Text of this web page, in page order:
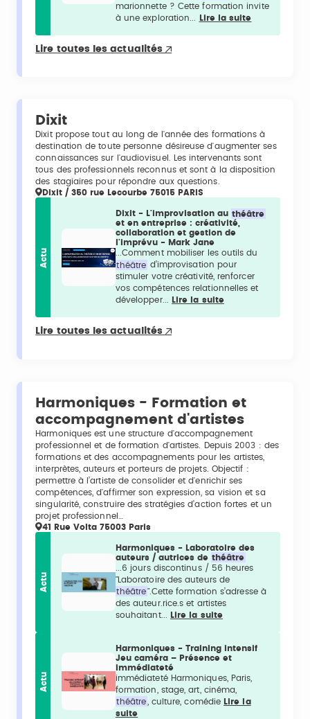
marionnette ? Cette formation invite
à une exploration...
Lire la suite
Lire toutes les actualités
Dixit
Dixit propose tout au long de l'année des formations à
destination de toute personne désireuse d'augmenter ses
connaissances sur l'audiovisuel. Les intervenants sont
tous des professionnels reconnus et sont à la disposition
des stagiaires pour répondre aux questions.
Dixit / 350 rue Lecourbe 75015 PARIS
Actu
Dixit - L'improvisation au théâtre
et en entreprise : créativité,
collaboration et gestion de
l'imprévu - Mark Jane
...Comment mobiliser les outils du
théâtre d’improvisation pour
stimuler votre créativité, renforcer
vos compétences relationnelles et
développer...
Lire la suite
Lire toutes les actualités
Harmoniques - Formation et
accompagnement d'artistes
Harmoniques est une structure d'accompagnement
professionnel et de formation d'artistes. Depuis 2003 : des
formations et des accompagnements pour les artistes,
interprètes, auteurs et porteurs de projets. Objectif :
permettre à l’artiste de consolider et d'enrichir ses
compétences, d'affirmer son expression, sa vision et sa
singularité, construire des stratégies d’action fortes et un
projet professionnel…
41 Rue Volta 75003 Paris
Actu
Harmoniques - Laboratoire des
auteurs / autrices de théâtre
...6 jours discontinus / 56 heures
"Laboratoire des auteurs de
théâtre".Cette formation s’adresse à
des auteur.rice.s et artistes
souhaitant...
Lire la suite
Actu
Harmoniques - Training intensif
Jeu caméra – Présence et
immédiateté
immédiateté Harmoniques, Paris,
formation, stage, art, cinéma,
théâtre
, culture, comédie Lire la
suite